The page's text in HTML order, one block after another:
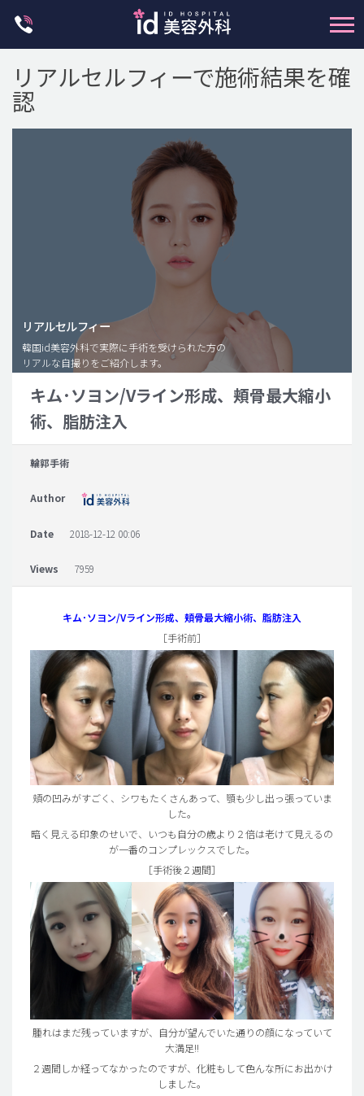
豊胸手術・バストアップ
プチ整形
脂肪吸引 (大容量)
メンズ整形
idリアルストーリー
病院紹介
安全整形
ご相談のお問い合わせ
リアルセルフィーで施術結果を確
認
リアルセルフィー
韓国id美容外科で実際に手術を受けられた方の
リアルな自撮りをご紹介します。
キム･ソヨン/Vライン形成、頬骨最大縮小
術、脂肪注入
輪郭手術
Author
Date 2018-12-12 00:06
Views 7959
キム･ソヨン/Vライン形成、頬骨最大縮小術、脂肪注入
［手術前］
頬の凹みがすごく、シワもたくさんあって、顎も少し出っ張っていま
した。
暗く見える印象のせいで、いつも自分の歳より２倍は老けて見えるの
が一番のコンプレックスでした。
［手術後２週間］
腫れはまだ残っていますが、自分が望んでいた通りの顔になっていて
大満足!!
２週間しか経ってなかったのですが、化粧もして色んな所にお出かけ
しました。